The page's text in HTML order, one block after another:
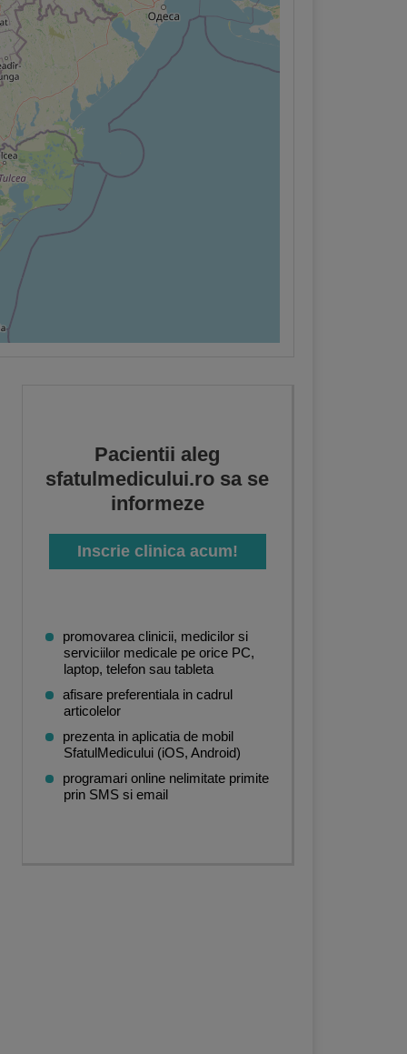
Pacientii aleg
sfatulmedicului.ro sa se
informeze
Inscrie clinica acum!
promovarea clinicii, medicilor si
serviciilor medicale pe orice PC,
laptop, telefon sau tableta
afisare preferentiala in cadrul
articolelor
prezenta in aplicatia de mobil
SfatulMedicului (iOS, Android)
programari online nelimitate primite
prin SMS si email